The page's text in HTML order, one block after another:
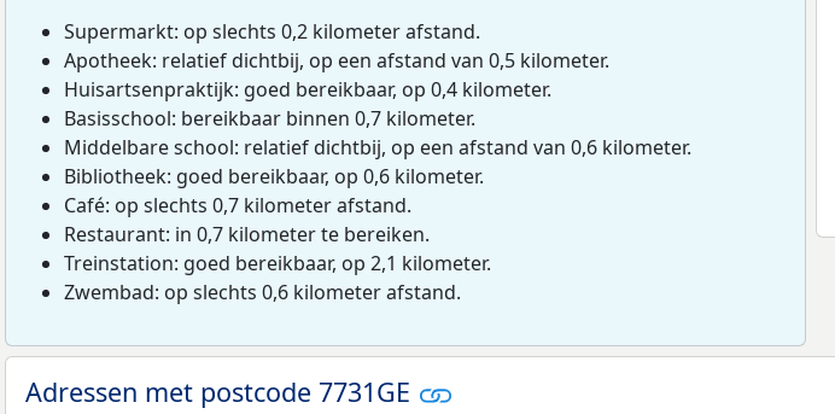
Supermarkt: op slechts 0,2 kilometer afstand.
Apotheek: relatief dichtbij, op een afstand van 0,5 kilometer.
Huisartsenpraktijk: goed bereikbaar, op 0,4 kilometer.
Basisschool: bereikbaar binnen 0,7 kilometer.
Middelbare school: relatief dichtbij, op een afstand van 0,6 kilometer.
Bibliotheek: goed bereikbaar, op 0,6 kilometer.
Café: op slechts 0,7 kilometer afstand.
Restaurant: in 0,7 kilometer te bereiken.
Treinstation: goed bereikbaar, op 2,1 kilometer.
Zwembad: op slechts 0,6 kilometer afstand.
Adressen met postcode 7731GE